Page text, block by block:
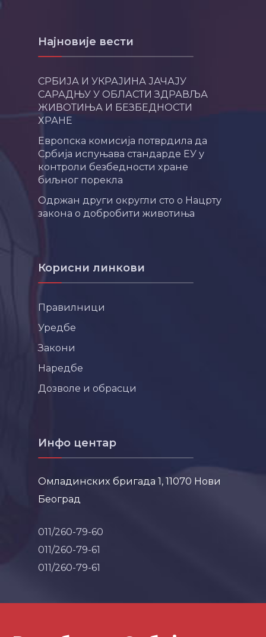
Најновије вести
СРБИЈА И УКРАЈИНА ЈАЧАЈУ
САРАДЊУ У ОБЛАСТИ ЗДРАВЉА
ЖИВОТИЊА И БЕЗБЕДНОСТИ
ХРАНЕ
Европска комисија потврдила да
Србија испуњава стандарде ЕУ у
контроли безбедности хране
биљног порекла
Одржан други округли сто о Нацрту
закона о добробити животиња
Корисни линкови
Правилници
Уредбе
Закони
Наредбе
Дозволе и обрасци
Инфо центар
Омладинских бригада 1, 11070 Нови
Београд
011/260-79-60
011/260-79-61
011/260-79-61